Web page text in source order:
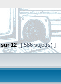
sur12 [ 586 sujet(s) ]